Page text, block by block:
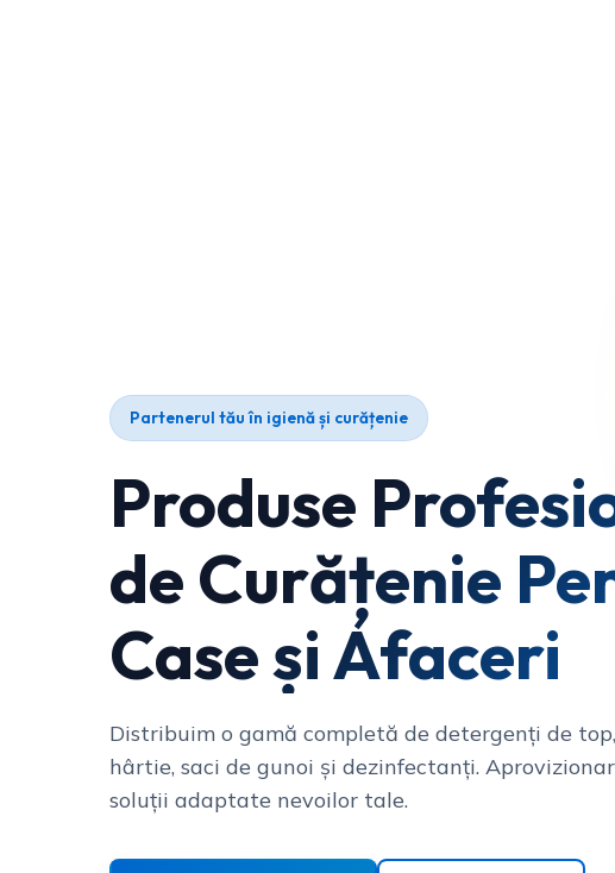
Partenerul tău în igienă și curățenie
Produse
de Curățenie
Case și Afaceri
Distribuim o gamă completă de detergenți de
hârtie, saci de gunoi și dezinfectanți.
soluții adaptate nevoilor tale.